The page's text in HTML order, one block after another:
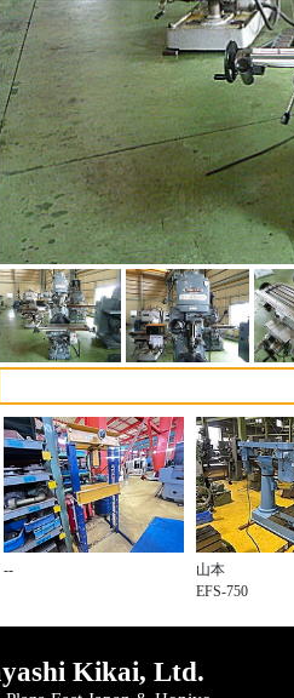
--
山本
EFS-750
Kikai, Ltd.